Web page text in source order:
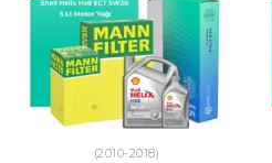
(2010-2018)